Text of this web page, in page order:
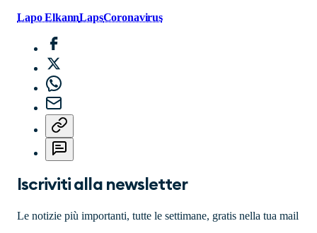
Lapo ElkannLapsCoronavirus
Iscriviti alla newsletter
Le notizie più importanti, tutte le settimane, gratis nella tua mail